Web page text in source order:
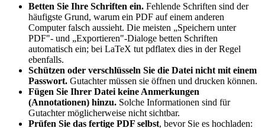
Betten Sie Ihre Schriften ein. Fehlende Schriften sind der
häufigste Grund, warum ein PDF auf einem anderen
Computer falsch aussieht. Die meisten „Speichern unter
PDF"- und „Exportieren"-Dialoge betten Schriften
automatisch ein; bei LaTeX tut pdflatex dies in der Regel
ebenfalls.
Schützen oder verschlüsseln Sie die Datei nicht mit einem
Passwort. Gutachter müssen sie öffnen und drucken können.
Fügen Sie Ihrer Datei keine Anmerkungen
(Annotationen) hinzu. Solche Informationen sind für
Gutachter möglicherweise nicht sichtbar.
Prüfen Sie das fertige PDF selbst, bevor Sie es hochladen: